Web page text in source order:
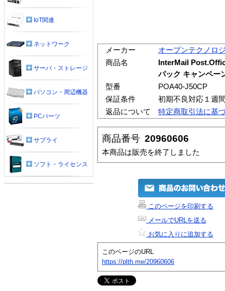
メーカー
オープンテクノロ
商品名
InterMail
パック キャンペー
型番
POA40-J50CP
保証条件
初期不良対応１週
返品について
特定商取引法に基
商品番号 20960606
本商品は販売を終了しました
このページを印刷する
メールでURLを送る
お気に入りに追加する
このページのURL
https://plth.me/20960606
IoT関連
ネットワーク
サーバ・ストレージ
パソコン・周辺機器
PCパーツ
サプライ
ソフト・ライセンス